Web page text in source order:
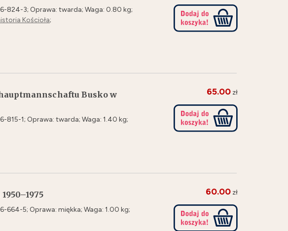
824-3; Oprawa: twarda; Waga: 0.80 kg;
Kościoła;
Busko w
815-1; Oprawa: twarda; Waga: 1.40 kg;
65.00 zł
664-5; Oprawa: miękka; Waga: 1.00 kg;
60.00 zł